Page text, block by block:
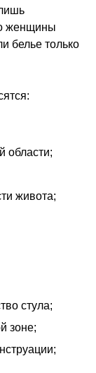
женщины
белье только
области;
живота;
стула;
зоне;